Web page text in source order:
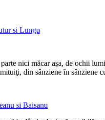
nici măcar aşa, de ochii
din sânziene în sânziene